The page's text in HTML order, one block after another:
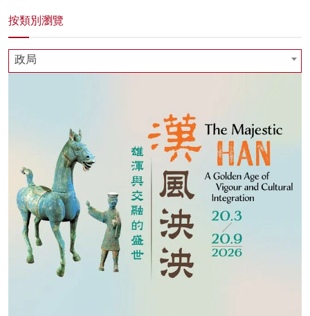
按類別瀏覽
政局